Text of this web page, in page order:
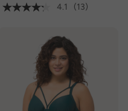
4.1
(13)